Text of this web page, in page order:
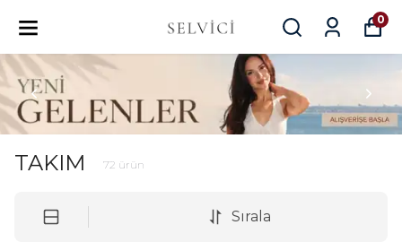
0
TAKIM 72 ürün
Sırala